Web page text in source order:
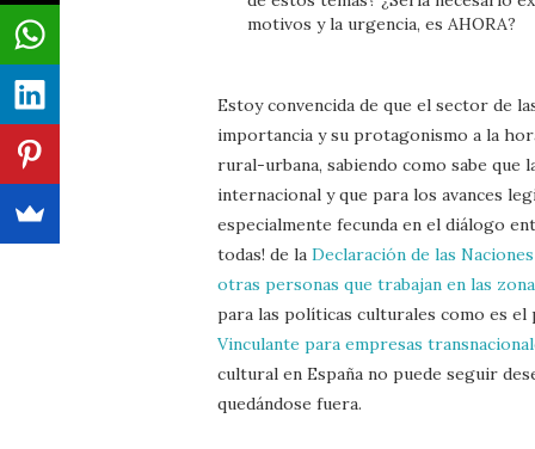
motivos y la urgencia, es AHORA?
Estoy convencida de que el sector de
importancia y su protagonismo a la
rural-urbana, sabiendo como sabe que
internacional y que para los avances
especialmente fecunda en el diálogo
todas! de la Declaración de las
otras personas que trabajan en las
para las políticas culturales como es
Vinculante para empresas
cultural en España no puede seguir
quedándose fuera.